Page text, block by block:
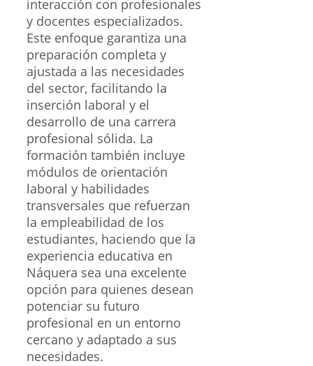
interacción con profesionales
y docentes especializados.
Este enfoque garantiza una
preparación completa y
ajustada a las necesidades
del sector, facilitando la
inserción laboral y el
desarrollo de una carrera
profesional sólida. La
formación también incluye
módulos de orientación
laboral y habilidades
transversales que refuerzan
la empleabilidad de los
estudiantes, haciendo que la
experiencia educativa en
Náquera sea una excelente
opción para quienes desean
potenciar su futuro
profesional en un entorno
cercano y adaptado a sus
necesidades.